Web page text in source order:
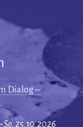
Dialog –
25.10.2026